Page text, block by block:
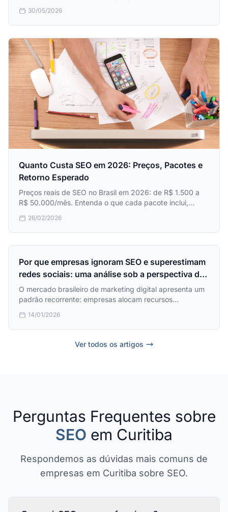
iniciantes.
30/05/2026
Quanto Custa SEO em 2026: Preços, Pacotes e
Retorno Esperado
Preços reais de SEO no Brasil em 2026: de R$ 1.500 a
R$ 50.000/mês. Entenda o que cada pacote inclui,
sinais de alerta.
26/02/2026
Por que empresas ignoram SEO e superestimam
redes sociais: uma análise sob a perspectiva da
economia institucional
O mercado brasileiro de marketing digital apresenta um
padrão recorrente: empresas alocam recursos
enquanto negligenciam estratégias de SEO. Este artigo
examina esse fenômeno através da lente da economia
comportamental e institucional.
14/01/2026
Ver todos os artigos
Perguntas Frequentes sobre
SEO em Curitiba
Respondemos as dúvidas mais comuns de
empresas em Curitiba sobre SEO.